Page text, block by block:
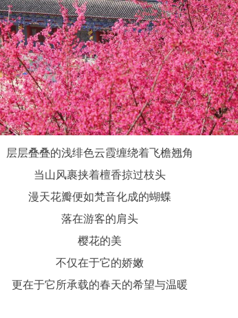
层层叠叠的浅绯色云霞缠绕着飞檐翘角
当山风裹挟着檀香掠过枝头
漫天花瓣便如梵音化成的蝴蝶
落在游客的肩头
樱花的美
不仅在于它的娇嫩
更在于它所承载的春天的希望与温暖